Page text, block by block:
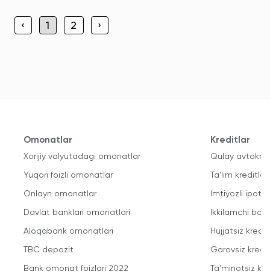
‹ 1 2 ›
Omonatlar
Xorijiy valyutadagi omonatlar
Yuqori foizli omonatlar
Onlayn omonatlar
Davlat banklari omonatlari
Aloqabank omonatlari
TBC depozit
Bank omonat foizlari 2022
Kreditlar
Qulay
Ta'lim kreditlari
Imtiyozli
Ikkilamchi
Hujjatsiz
Garovsiz
Ta'minotsiz